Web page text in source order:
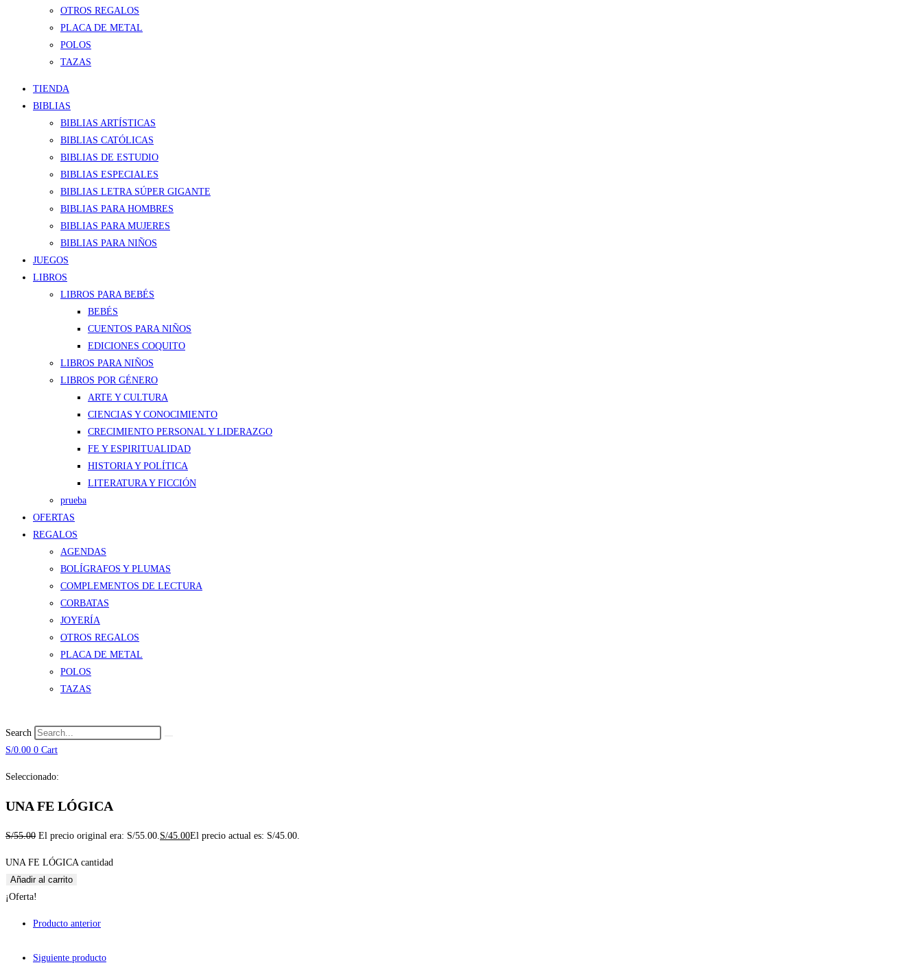
OTROS REGALOS
PLACA DE METAL
POLOS
TAZAS
TIENDA
BIBLIAS
BIBLIAS ARTÍSTICAS
BIBLIAS CATÓLICAS
BIBLIAS DE ESTUDIO
BIBLIAS ESPECIALES
BIBLIAS LETRA SÚPER GIGANTE
BIBLIAS PARA HOMBRES
BIBLIAS PARA MUJERES
BIBLIAS PARA NIÑOS
JUEGOS
LIBROS
LIBROS PARA BEBÉS
BEBÉS
CUENTOS PARA NIÑOS
EDICIONES COQUITO
LIBROS PARA NIÑOS
LIBROS POR GÉNERO
ARTE Y CULTURA
CIENCIAS Y CONOCIMIENTO
CRECIMIENTO PERSONAL Y LIDERAZGO
FE Y ESPIRITUALIDAD
HISTORIA Y POLÍTICA
LITERATURA Y FICCIÓN
prueba
OFERTAS
REGALOS
AGENDAS
BOLÍGRAFOS Y PLUMAS
COMPLEMENTOS DE LECTURA
CORBATAS
JOYERÍA
OTROS REGALOS
PLACA DE METAL
POLOS
TAZAS
Search
S/0.00 0 Cart
Seleccionado:
UNA FE LÓGICA
S/55.00 El precio original era: S/55.00. S/45.00El precio actual es: S/45.00.
UNA FE LÓGICA cantidad
Añadir al carrito
¡Oferta!
Producto anterior
Siguiente producto